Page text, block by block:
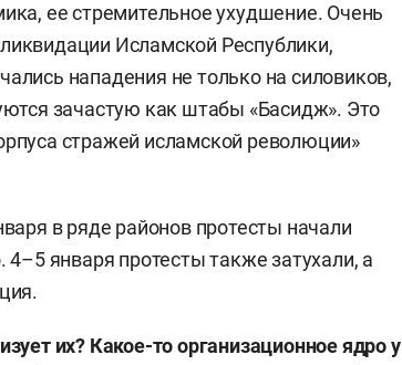
ее стремительное ухудшение. Очень
Исламской Республики,
нападения не только на силовиков,
зачастую как штабы «Басидж». Это
стражей исламской революции»
в ряде районов протесты начали
января протесты также затухали, а
их? Какое-то организационное ядро у